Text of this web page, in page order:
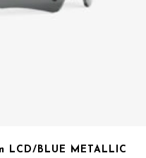
LCD/BLUE METALLIC